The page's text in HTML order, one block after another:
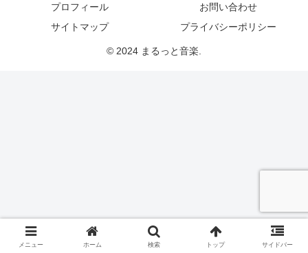
プロフィール
お問い合わせ
サイトマップ
プライバシーポリシー
© 2024 まるっと音楽.
メニュー ホーム 検索 トップ サイドバー